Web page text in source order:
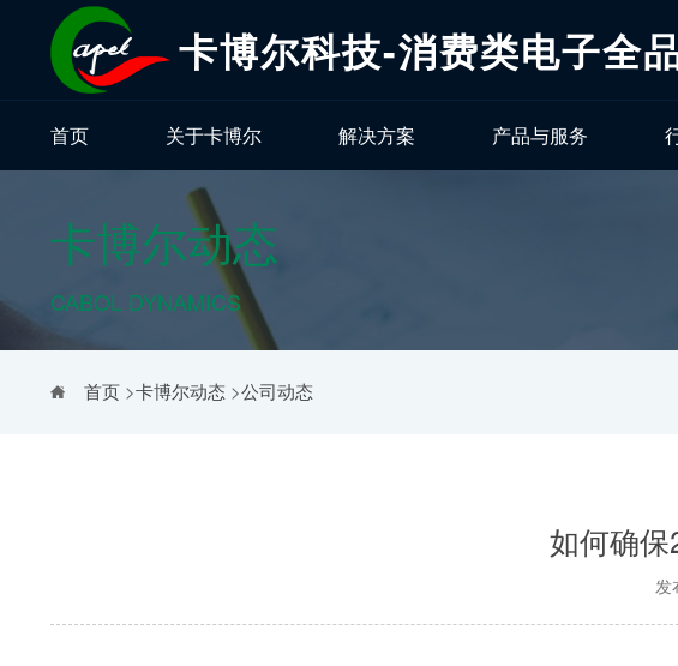
卡博尔科技-消费类电子全
首页 关于卡博尔 解决方案 产品与服务
卡博尔动态
CABOL DYNAMICS
首页>卡博尔动态>公司动态
如何确